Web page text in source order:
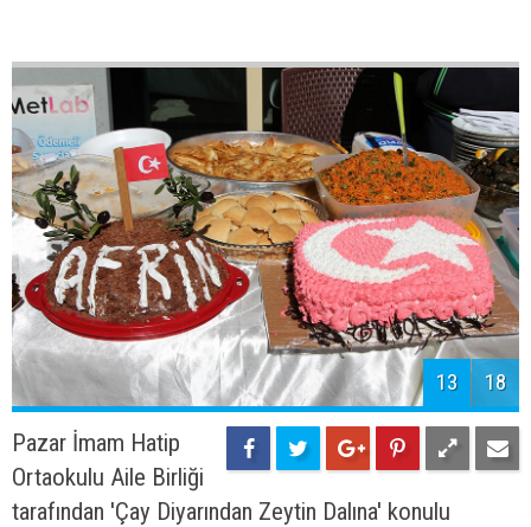
13 18
Pazar İmam Hatip
Ortaokulu Aile Birliği
tarafından 'Çay Diyarından Zeytin Dalına' konulu